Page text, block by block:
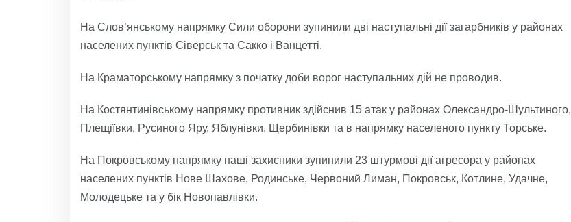
На Слов’янському напрямку Сили оборони зупинили дві наступальні дії загарбників у районах
населених пунктів Сіверськ та Сакко і Ванцетті.
На Краматорському напрямку з початку доби ворог наступальних дій не проводив.
На Костянтинівському напрямку противник здійснив 15 атак у районах Олександро-Шультиного,
Плещіївки, Русиного Яру, Яблунівки, Щербинівки та в напрямку населеного пункту Торське.
На Покровському напрямку наші захисники зупинили 23 штурмові дії агресора у районах
населених пунктів Нове Шахове, Родинське, Червоний Лиман, Покровськ, Котлине, Удачне,
Молодецьке та у бік Новопавлівки.